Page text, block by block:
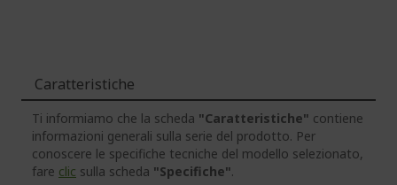
Caratteristiche
Ti informiamo che la scheda "Caratteristiche" contiene
informazioni generali sulla serie del prodotto. Per
conoscere le specifiche tecniche del modello selezionato,
fare clic sulla scheda "Specifiche".